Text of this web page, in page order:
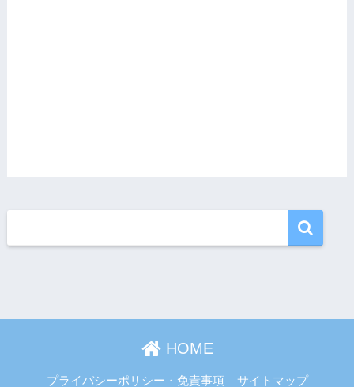
HOME
プライバシーポリシー・免責事項 サイトマップ